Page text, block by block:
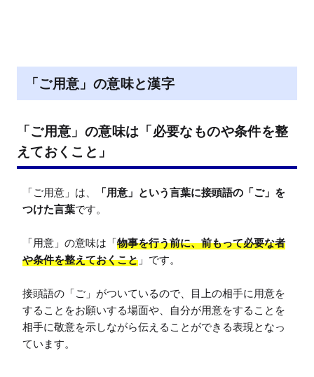
「ご用意」の意味と漢字
「ご用意」の意味は「必要なものや条件を整
えておくこと」
「ご用意」は、
「用意」という言葉に接頭語の「ご」を
つけた言葉です。
「用意」の意味は「物事を行う前に、前もって必要な者
や条件を整えておくこと 」です。
接頭語の「ご」がついているので、目上の相手に用意を
することをお願いする場面や、自分が用意をすることを
相手に敬意を示しながら伝えることができる表現となっ
ています。